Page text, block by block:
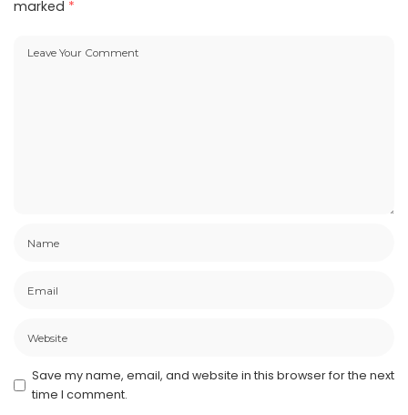
marked *
Save my name, email, and website in this browser for the next
time I comment.